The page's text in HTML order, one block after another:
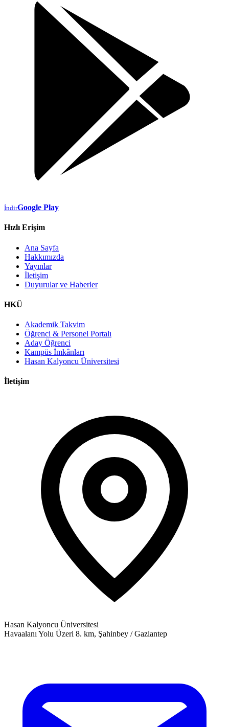
İndirGoogle Play
Hızlı Erişim
Ana Sayfa
Hakkımızda
Yayınlar
İletişim
Duyurular ve Haberler
HKÜ
Akademik Takvim
Öğrenci & Personel Portalı
Aday Öğrenci
Kampüs İmkânları
Hasan Kalyoncu Üniversitesi
İletişim
Hasan Kalyoncu Üniversitesi
Havaalanı Yolu Üzeri 8. km, Şahinbey / Gaziantep